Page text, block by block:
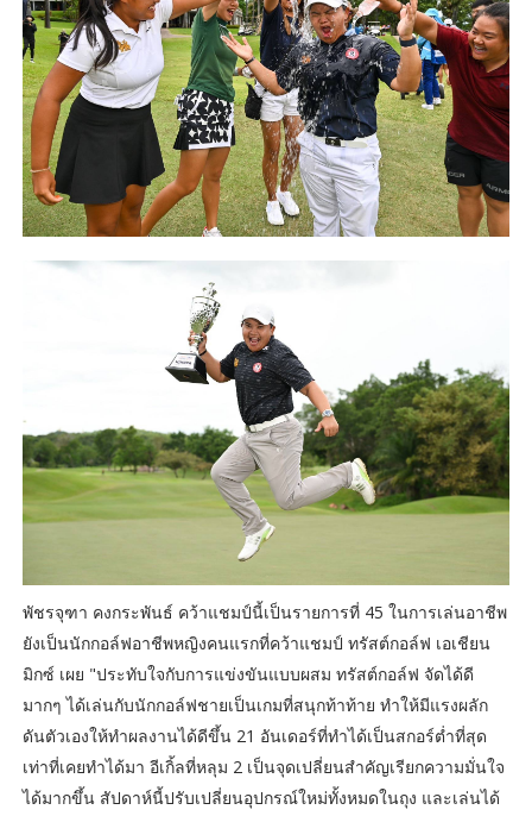
พัชรจุฑา คงกระพันธ์ คว้าแชมป์นี้เป็นรายการที่ 45 ในการเล่นอาชีพ
ยังเป็นนักกอล์ฟอาชีพหญิงคนแรกที่คว้าแชมป์ ทรัสต์กอล์ฟ เอเชียน
มิกซ์ เผย "ประทับใจกับการแข่งขันแบบผสม ทรัสต์กอล์ฟ จัดได้ดี
มากๆ ได้เล่นกับนักกอล์ฟชายเป็นเกมที่สนุกท้าท้าย ทำให้มีแรงผลัก
ดันตัวเองให้ทำผลงานได้ดีขึ้น 21 อันเดอร์ที่ทำได้เป็นสกอร์ต่ำที่สุด
เท่าที่เคยทำได้มา อีเกิ้ลที่หลุม 2 เป็นจุดเปลี่ยนสำคัญเรียกความมั่นใจ
ได้มากขึ้น สัปดาห์นี้ปรับเปลี่ยนอุปกรณ์ใหม่ทั้งหมดในถุง และเล่นได้